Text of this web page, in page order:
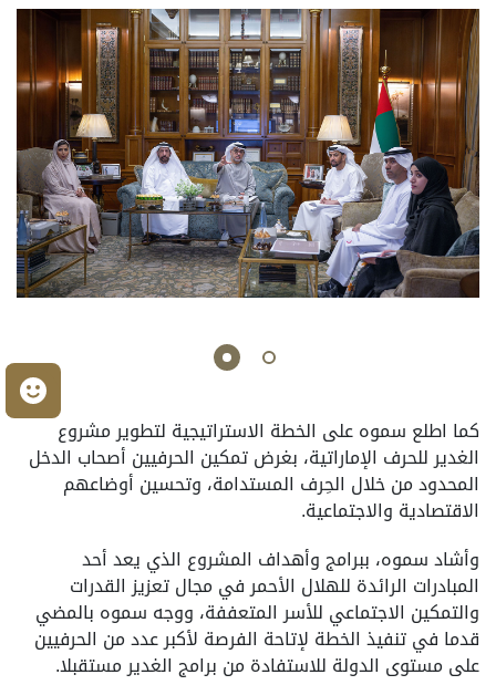
كما اطلع سموه على الخطة الاستراتيجية لتطوير مشروع
الغدير للحرف الإماراتية، بغرض تمكين الحرفيين أصحاب الدخل
المحدود من خلال الحِرف المستدامة، وتحسين أوضاعهم
الاقتصادية والاجتماعية.
وأشاد سموه، ببرامج وأهداف المشروع الذي يعد أحد
المبادرات الرائدة للهلال الأحمر في مجال تعزيز القدرات
والتمكين الاجتماعي للأسر المتعففة، ووجه سموه بالمضي
قدما في تنفيذ الخطة لإتاحة الفرصة لأكبر عدد من الحرفيين
على مستوى الدولة للاستفادة من برامج الغدير مستقبلا.